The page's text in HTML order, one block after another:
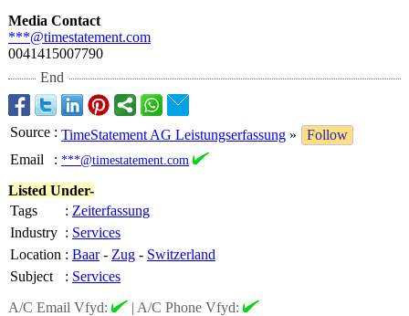
Media Contact
***@timestatement.com
0041415007790
End
Source : TimeStatement AG Leistungserfassung »
Follow
Email
: ***@timestatement.com
Listed Under-
Tags
: Zeiterfassung
Industry : Services
Location : Baar- Zug - Switzerland
Subject
: Services
A/C Email Vfyd:
| A/C Phone Vfyd: